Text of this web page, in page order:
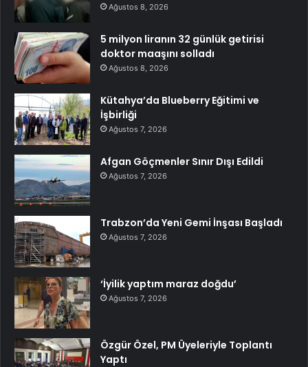
Ağustos 8, 2026
5 milyon liranın 32 günlük getirisi
doktor maaşını solladı
Ağustos 8, 2026
Kütahya’da Blueberry Eğitimi ve
İşbirliği
Ağustos 7, 2026
Afgan Göçmenler Sınır Dışı Edildi
Ağustos 7, 2026
Trabzon’da Yeni Gemi İnşası Başladı
Ağustos 7, 2026
‘İyilik yaptım maraz doğdu’
Ağustos 7, 2026
Özgür Özel, PM Üyeleriyle Toplantı
Yaptı